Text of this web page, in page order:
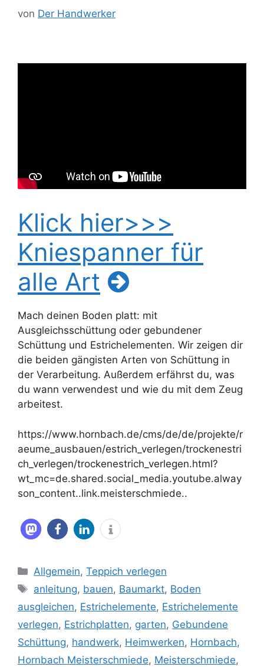
von Der Handwerker
Klick hier>>>
Kniespanner für
alle Art
Mach deinen Boden platt: mit
Ausgleichsschüttung oder gebundener
Schüttung und Estrichelementen. Wir zeigen dir
die beiden gängisten Arten von Schüttung in
der Verarbeitung. Außerdem erfährst du, was
du wann verwendest und wie du mit dem Zeug
arbeitest.
https://www.hornbach.de/cms/de/de/projekte/r
aeume_ausbauen/estrich_verlegen/trockenestri
ch_verlegen/trockenestrich_verlegen.html?
wt_mc=de.shared.social_media.youtube.alway
son_content..link.meisterschmiede..
Kategorien
Allgemein,Teppich verlegen
Schlagwörter
anleitung, bauen, Baumarkt, Boden
ausgleichen, Estrichelemente, Estrichelemente
verlegen, Estrichplatten, garten, Gebundene
Schüttung, handwerk, Heimwerken, Hornbach,
Hornbach Meisterschmiede, Meisterschmiede,